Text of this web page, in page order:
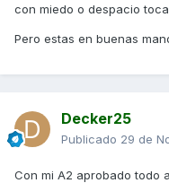
con miedo o despacio
Pero estas en buenas
Decker25
Publicado 29 de
Con mi A2 aprobado todo